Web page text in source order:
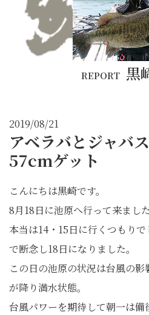
REPORT 黒
2019/08/21
アベラバとジャバ
57cmゲット
こんにちは黒崎です。
8月18日に池原へ行って来ました
本当は14・15日に行くつもり
で断念し18日になりました。
この日の池原の状況は台風の
が降り満水状態。
台風パワーを期待して朝一は備